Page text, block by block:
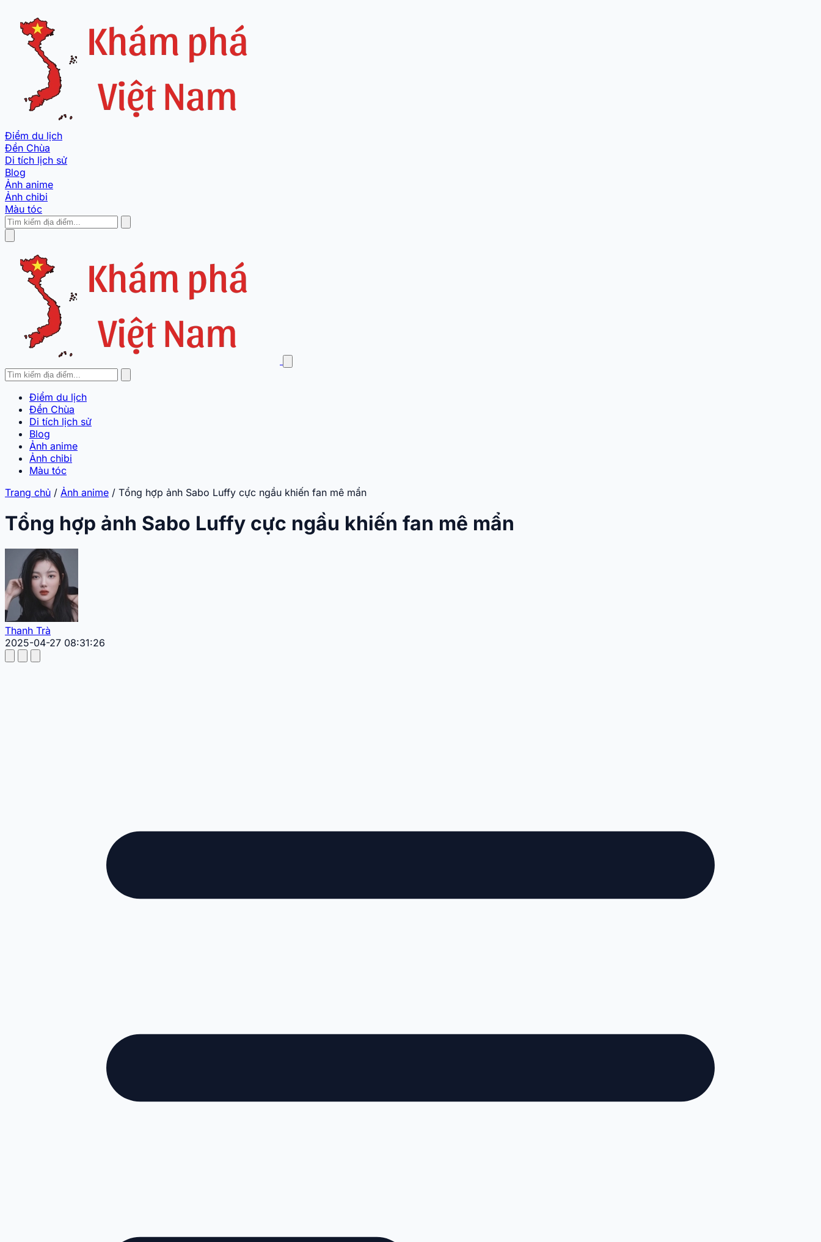
Điểm du lịch
Đền Chùa
Di tích lịch sử
Blog
Ảnh anime
Ảnh chibi
Màu tóc
Điểm du lịch
Đền Chùa
Di tích lịch sử
Blog
Ảnh anime
Ảnh chibi
Màu tóc
Trang chủ / Ảnh anime / Tổng hợp ảnh Sabo Luffy cực ngầu khiến fan mê mẩn
Tổng hợp ảnh Sabo Luffy cực ngầu khiến fan mê mẩn
Thanh Trà
2025-04-27 08:31:26